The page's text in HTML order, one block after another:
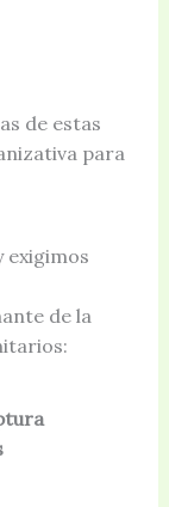
de estas
para
exigimos
de la